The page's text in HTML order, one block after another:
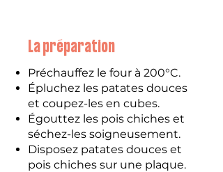
La préparation
Préchauffez le four à 200°C.
Épluchez les patates douces
et coupez-les en cubes.
Égouttez les pois chiches et
séchez-les soigneusement.
Disposez patates douces et
pois chiches sur une plaque.